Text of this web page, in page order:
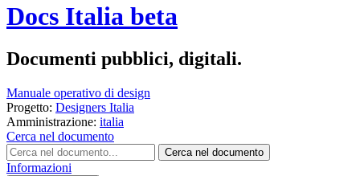
Docs Italia beta
Documenti pubblici, digitali.
Manuale operativo di design
Progetto: Designers Italia
Amministrazione: italia
Cerca nel documento
Cerca nel documento
Informazioni